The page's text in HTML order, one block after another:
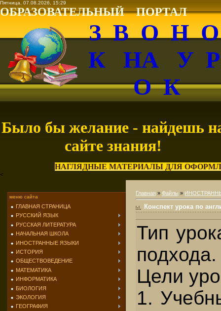
Пятница, 07.08.2026, 15:29
ОБРАЗОВАТЕЛЬНЫЙ ПОРТАЛ
З В О Н
К НА У
О К
Было бы желание - найдешь
сайте знания!
НАГЛЯДНЫЕ МАТЕРИАЛЫ ДЛЯ
<
меню сайта
ГЛАВНАЯ СТРАНИЦА
РУССКИЙ ЯЗЫК
РУССКАЯ ЛИТЕРАТУРА
НАЧАЛЬНАЯ ШКОЛА
ИНОСТРАННЫЕ ЯЗЫКИ
ИСТОРИЯ
ОБЩЕСТВОВЕДЕНИЕ
МАТЕМАТИКА
ИНФОРМАТИКА
БИОЛОГИЯ
ЭКОЛОГИЯ
ГЕОГРАФИЯ
Главная » Файлы »
Конспект урока по
Тип
подхода.
Цели
1.